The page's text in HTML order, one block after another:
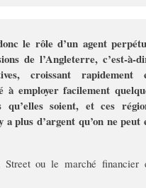
le rôle d’un agent
de l’Angleterre, c’est-à-
croissant rapidement
à employer facilement
qu’elles soient, et ces
plus d’argent qu’on ne peut
Street ou le marché financier